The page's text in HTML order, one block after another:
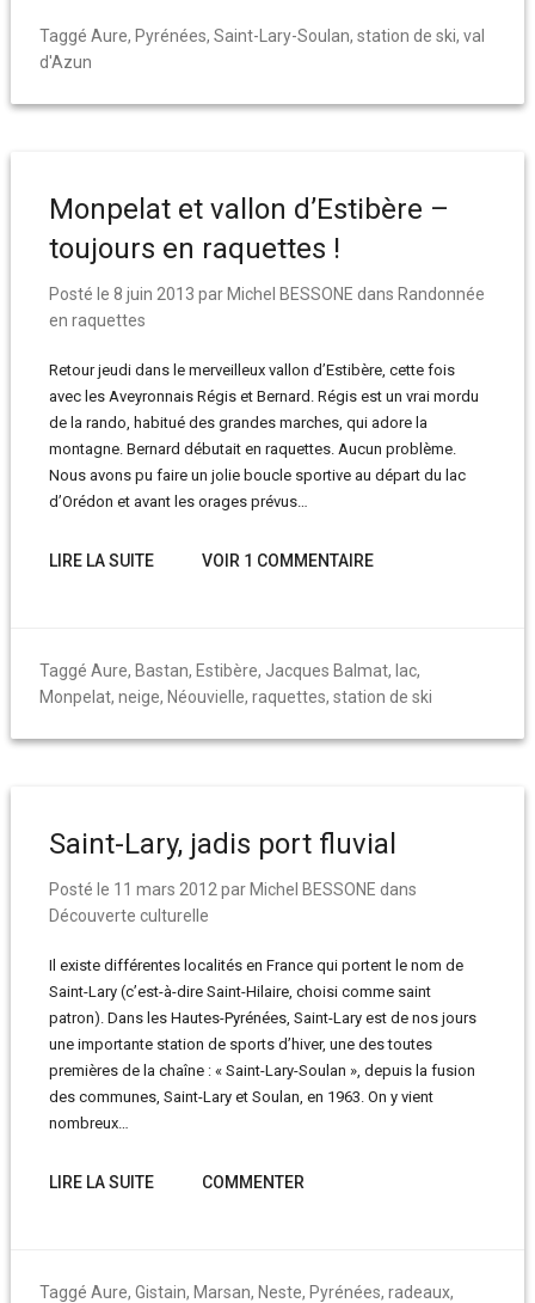
Taggé Aure, Pyrénées, Saint-Lary-Soulan, station de ski, val
d'Azun
Monpelat et vallon d’Estibère –
toujours en raquettes !
Posté le 8 juin 2013 par Michel BESSONE dans Randonnée
en raquettes
Retour jeudi dans le merveilleux vallon d’Estibère, cette fois
avec les Aveyronnais Régis et Bernard. Régis est un vrai mordu
de la rando, habitué des grandes marches, qui adore la
montagne. Bernard débutait en raquettes. Aucun problème.
Nous avons pu faire un jolie boucle sportive au départ du lac
d’Orédon et avant les orages prévus…
LIRE LA SUITE VOIR 1 COMMENTAIRE
Taggé Aure, Bastan, Estibère, Jacques Balmat, lac,
Monpelat, neige, Néouvielle, raquettes, station de ski
Saint-Lary, jadis port fluvial
Posté le 11 mars 2012 par Michel BESSONE dans
Découverte culturelle
Il existe différentes localités en France qui portent le nom de
Saint-Lary (c’est-à-dire Saint-Hilaire, choisi comme saint
patron). Dans les Hautes-Pyrénées, Saint-Lary est de nos jours
une importante station de sports d’hiver, une des toutes
premières de la chaîne : « Saint-Lary-Soulan », depuis la fusion
des communes, Saint-Lary et Soulan, en 1963. On y vient
nombreux…
LIRE LA SUITE COMMENTER
Taggé Aure, Gistain, Marsan, Neste, Pyrénées, radeaux,